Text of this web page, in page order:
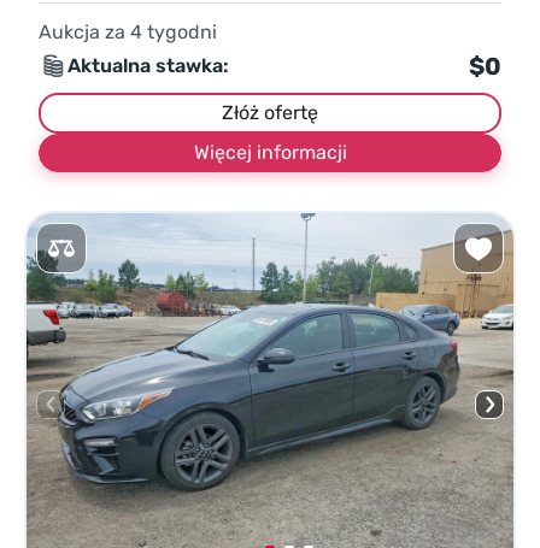
Aukcja za 4 tygodni
Aktualna stawka:
$0
Złóż ofertę
Więcej informacji